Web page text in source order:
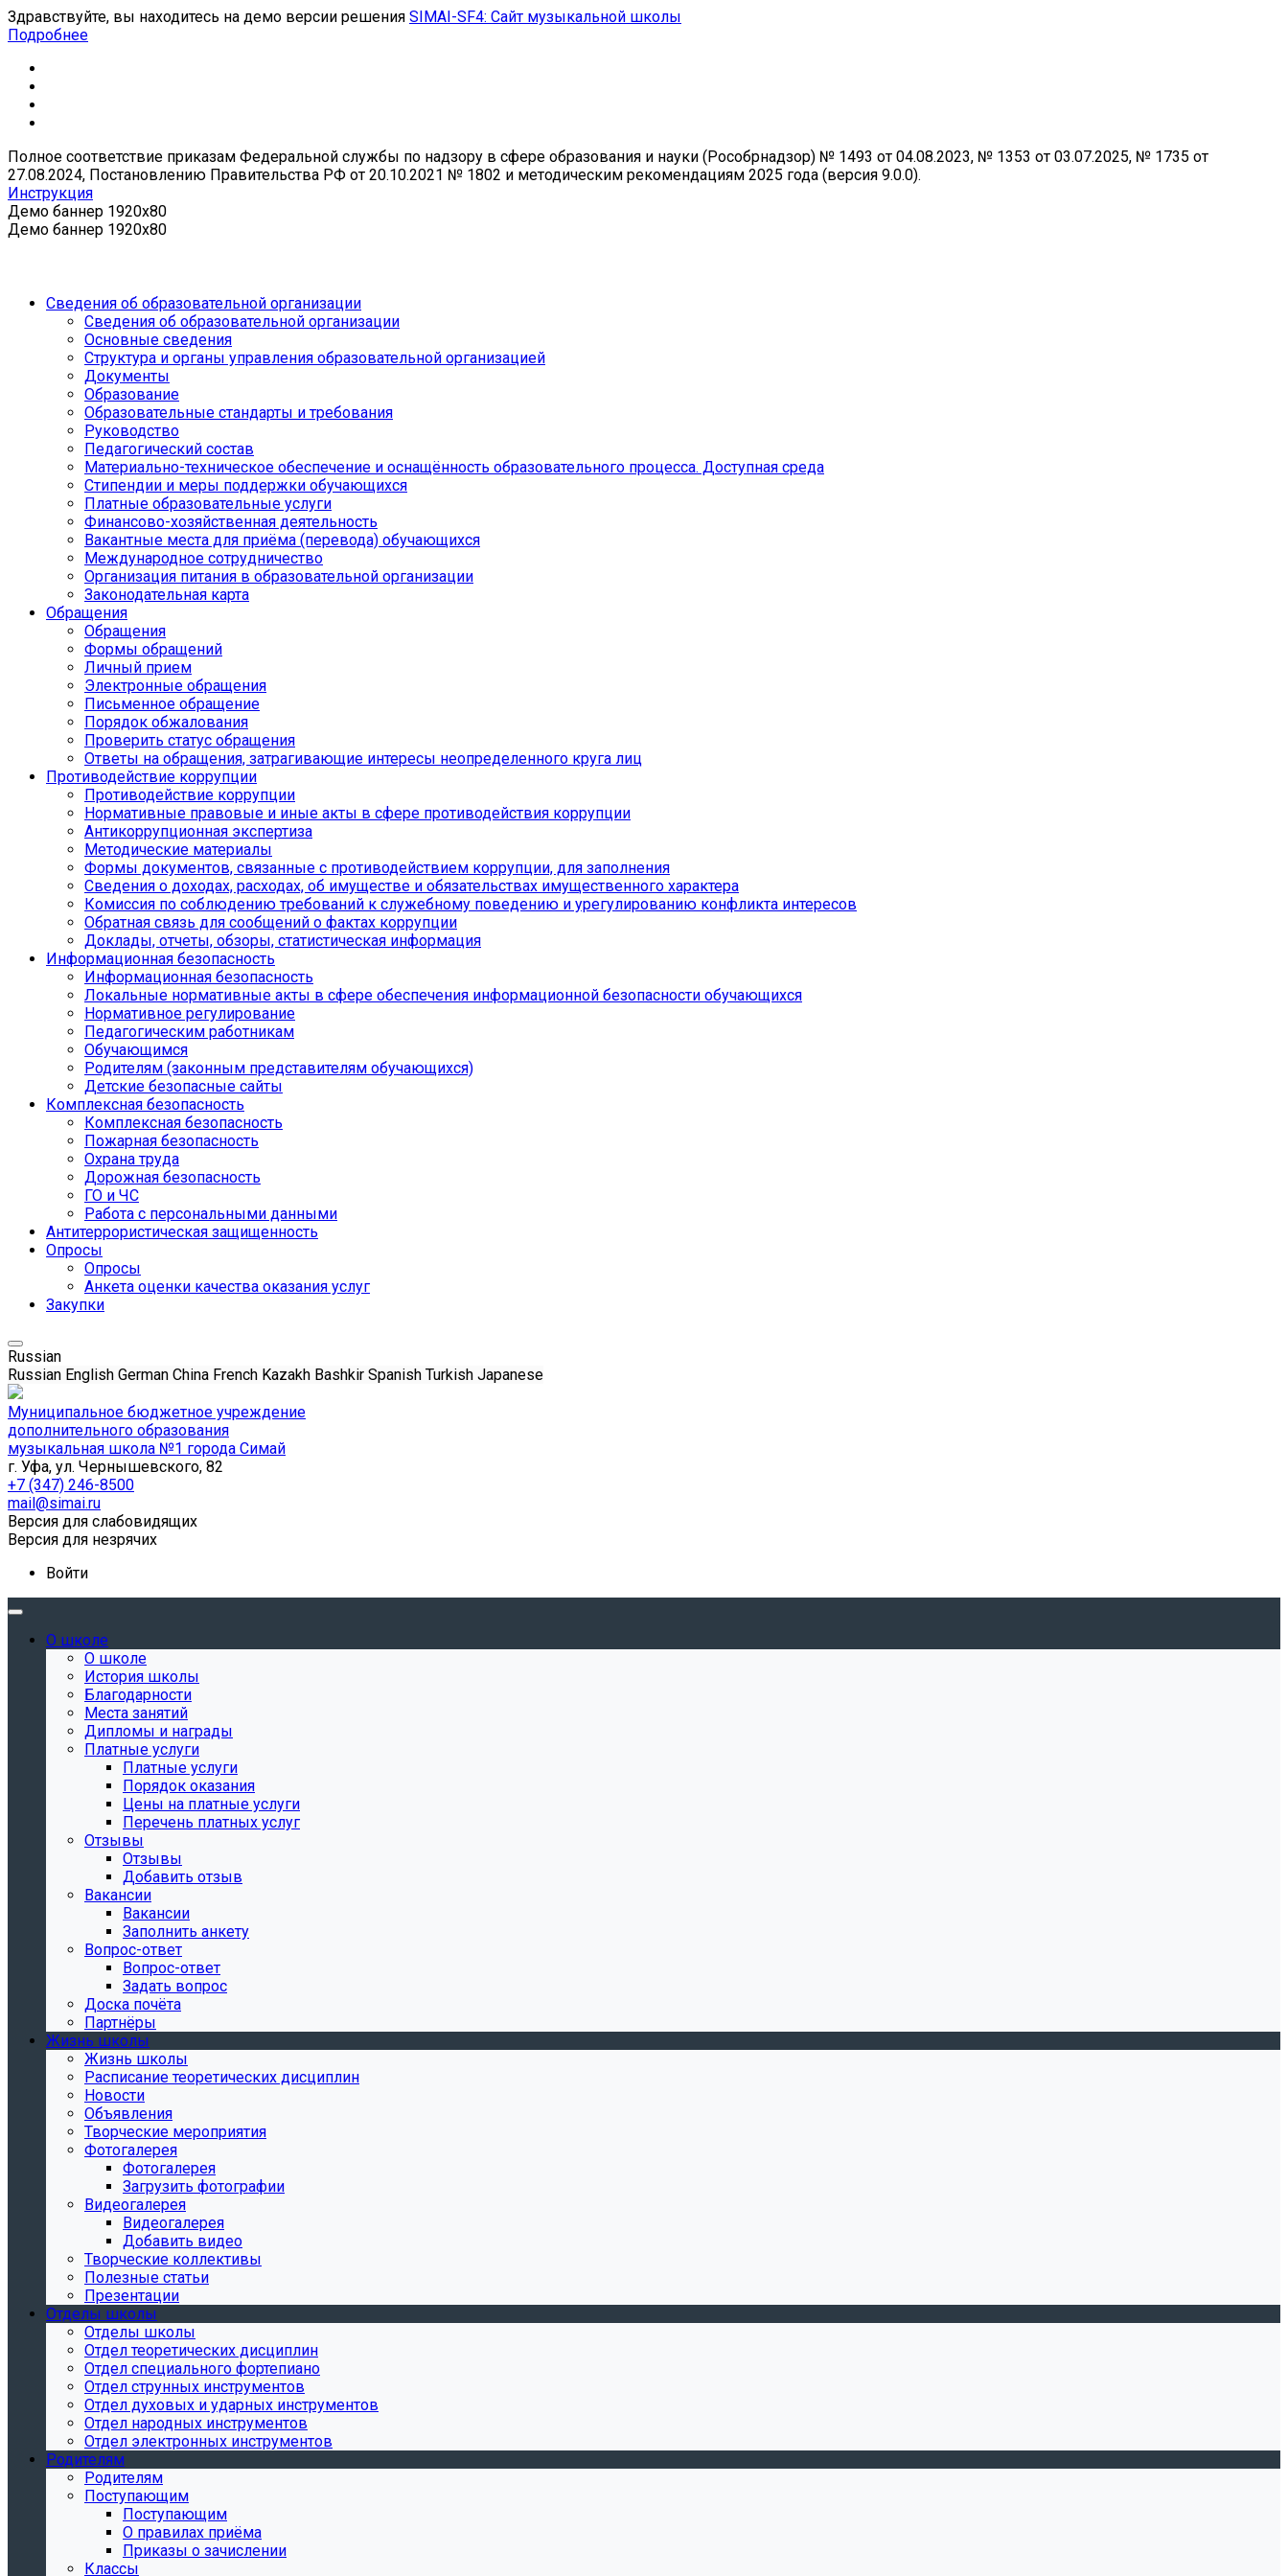
Здравствуйте, вы находитесь на демо версии решения SIMAI-SF4: Сайт музыкальной школы
Подробнее
Полное соответствие приказам Федеральной службы по надзору в сфере образования и науки (Рособрнадзор) № 1493 от 04.08.2023, № 1353 от 03.07.2025, № 1735 от
27.08.2024, Постановлению Правительства РФ от 20.10.2021 № 1802 и методическим рекомендациям 2025 года (версия 9.0.0).
Инструкция
Демо баннер 1920x80
Демо баннер 1920x80
Сведения об образовательной организации
Сведения об образовательной организации
Основные сведения
Структура и органы управления образовательной организацией
Документы
Образование
Образовательные стандарты и требования
Руководство
Педагогический состав
Материально-техническое обеспечение и оснащённость образовательного процесса. Доступная среда
Стипендии и меры поддержки обучающихся
Платные образовательные услуги
Финансово-хозяйственная деятельность
Вакантные места для приёма (перевода) обучающихся
Международное сотрудничество
Организация питания в образовательной организации
Законодательная карта
Обращения
Обращения
Формы обращений
Личный прием
Электронные обращения
Письменное обращение
Порядок обжалования
Проверить статус обращения
Ответы на обращения, затрагивающие интересы неопределенного круга лиц
Противодействие коррупции
Противодействие коррупции
Нормативные правовые и иные акты в сфере противодействия коррупции
Антикоррупционная экспертиза
Методические материалы
Формы документов, связанные с противодействием коррупции, для заполнения
Сведения о доходах, расходах, об имуществе и обязательствах имущественного характера
Комиссия по соблюдению требований к служебному поведению и урегулированию конфликта интересов
Обратная связь для сообщений о фактах коррупции
Доклады, отчеты, обзоры, статистическая информация
Информационная безопасность
Информационная безопасность
Локальные нормативные акты в сфере обеспечения информационной безопасности обучающихся
Нормативное регулирование
Педагогическим работникам
Обучающимся
Родителям (законным представителям обучающихся)
Детские безопасные сайты
Комплексная безопасность
Комплексная безопасность
Пожарная безопасность
Охрана труда
Дорожная безопасность
ГО и ЧС
Работа с персональными данными
Антитеррористическая защищенность
Опросы
Опросы
Анкета оценки качества оказания услуг
Закупки
Russian
Russian English German China French Kazakh Bashkir Spanish Turkish Japanese
Муниципальное бюджетное учреждение
дополнительного образования
музыкальная школа №1 города Симай
г. Уфа, ул. Чернышевского, 82
+7 (347) 246-8500
mail@simai.ru
Версия для слабовидящих
Версия для незрячих
Войти
О школе
О школе
История школы
Благодарности
Места занятий
Дипломы и награды
Платные услуги
Платные услуги
Порядок оказания
Цены на платные услуги
Перечень платных услуг
Отзывы
Отзывы
Добавить отзыв
Вакансии
Вакансии
Заполнить анкету
Вопрос-ответ
Вопрос-ответ
Задать вопрос
Доска почёта
Партнёры
Жизнь школы
Жизнь школы
Расписание теоретических дисциплин
Новости
Объявления
Творческие мероприятия
Фотогалерея
Фотогалерея
Загрузить фотографии
Видеогалерея
Видеогалерея
Добавить видео
Творческие коллективы
Полезные статьи
Презентации
Отделы школы
Отделы школы
Отдел теоретических дисциплин
Отдел специального фортепиано
Отдел струнных инструментов
Отдел духовых и ударных инструментов
Отдел народных инструментов
Отдел электронных инструментов
Родителям
Родителям
Поступающим
Поступающим
О правилах приёма
Приказы о зачислении
Классы